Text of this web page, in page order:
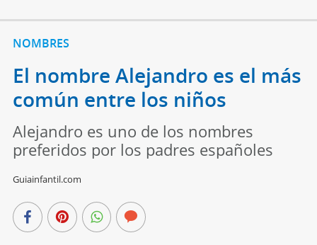
NOMBRES
El nombre Alejandro es el más
común entre los niños
Alejandro es uno de los nombres
preferidos por los padres españoles
Guiainfantil.com